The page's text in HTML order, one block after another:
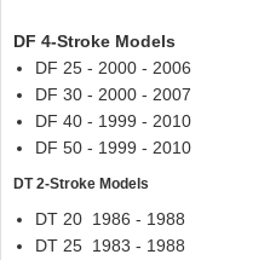
Varta - Batterier
Victron - Batteriladdare
CTEK - Batteriladdare
Webasto - Dieselvärmare
Kamasa Tools - Verktyg
DF 4-Stroke Models
DF 25 - 2000 - 2006
DF 30 - 2000 - 2007
DF 40 - 1999 - 2010
DF 50 - 1999 - 2010
DT 2-Stroke Models
DT 20 1986 - 1988
DT 25 1983 - 1988